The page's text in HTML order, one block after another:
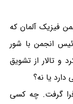
انجمن فیزیک آلمان که
انجمن با شور
و تالار از تشویق
یا نه؟
گرفت. چه کسی